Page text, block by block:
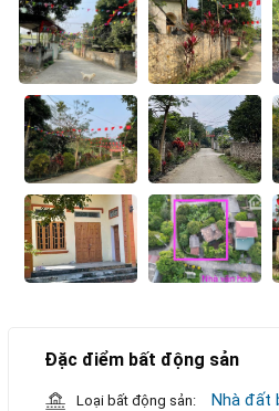
Đặc điểm bất động sản
Loại bất động sản: Nhà đất